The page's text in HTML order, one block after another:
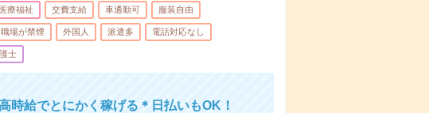
医療福祉 交費支給 車通勤可 服装自由
職場が禁煙 外国人 派遣多 電話対応なし
士
給でとにかく稼げる＊日払いもOK！